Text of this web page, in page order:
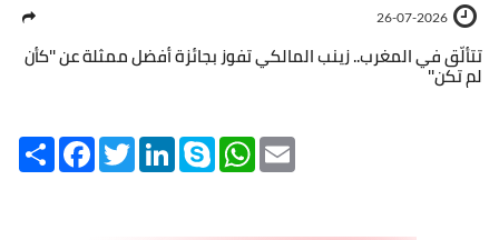
26-07-2026
تتألّق في المغرب.. زينب المالكي تفوز بجائزة أفضل ممثلة عن ''كأن
لم تكن''
Share FacebookTwitterLinkedInSkype WhatsApp